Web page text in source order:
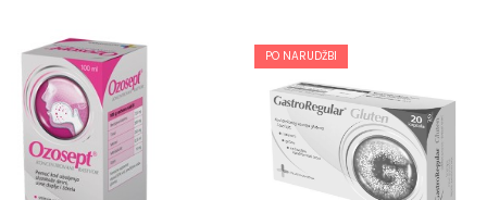
PO NARUDŽBI